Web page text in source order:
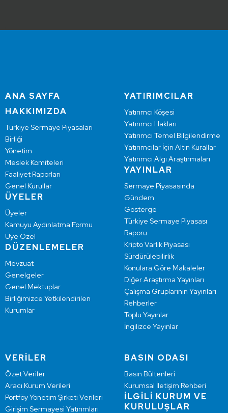
ANA SAYFA
HAKKIMIZDA
Türkiye Sermaye Piyasaları
Birliği
Yönetim
Meslek Komiteleri
Faaliyet Raporları
Genel Kurullar
ÜYELER
Üyeler
Kamuyu Aydınlatma Formu
Üye Özel
DÜZENLEMELER
Mevzuat
Genelgeler
Genel Mektuplar
Birliğimizce Yetkilendirilen
Kurumlar
YATIRIMCILAR
Yatırımcı Köşesi
Yatırımcı Hakları
Yatırımcı Temel Bilgilendirme
Yatırımcılar İçin Altın Kurallar
Yatırımcı Algı Araştırmaları
YAYINLAR
Sermaye Piyasasında
Gündem
Gösterge
Türkiye Sermaye Piyasası
Raporu
Kripto Varlık Piyasası
Sürdürülebilirlik
Konulara Göre Makaleler
Diğer Araştırma Yayınları
Çalışma Gruplarının Yayınları
Rehberler
Toplu Yayınlar
İngilizce Yayınlar
VERİLER
Özet Veriler
Aracı Kurum Verileri
Portföy Yönetim Şirketi Verileri
Girişim Sermayesi Yatırımları
BASIN ODASI
Basın Bültenleri
Kurumsal İletişim Rehberi
İLGİLİ KURUM VE
KURULUŞLAR